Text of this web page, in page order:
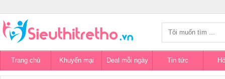
Trang chủ Khuyến mại Deal mỗi ngày Tin tức